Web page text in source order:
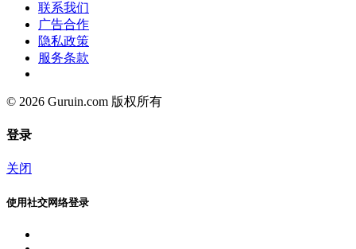
联系我们
广告合作
隐私政策
服务条款
© 2026 Guruin.com 版权所有
登录
关闭
使用社交网络登录